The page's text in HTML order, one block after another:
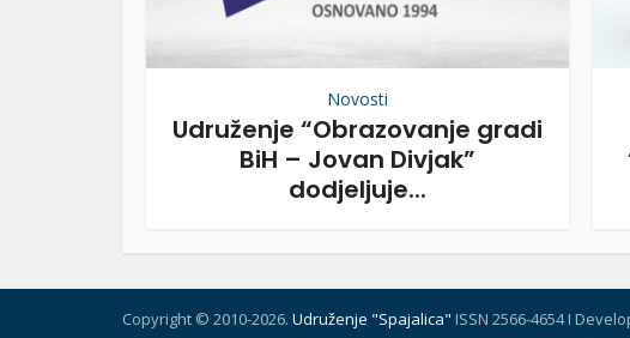
Novosti
Udruženje “Obrazovanje gradi
BiH – Jovan Divjak”
dodjeljuje...
Copyright © 2010-2026. Udruženje "Spajalica" ISSN 2566-4654 I